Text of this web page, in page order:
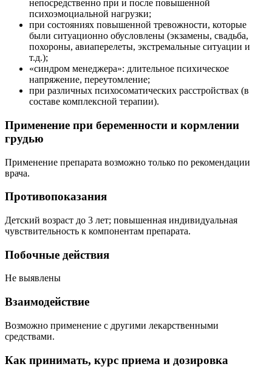
непосредственно при и после повышенной
психоэмоциальной нагрузки;
при состояниях повышенной тревожности, которые
были ситуационно обусловлены (экзамены, свадьба,
похороны, авиаперелеты, экстремальные ситуации и
т.д.);
«синдром менеджера»: длительное психическое
напряжение, переутомление;
при различных психосоматических расстройствах (в
составе комплексной терапии).
Применение при беременности и кормлении
грудью
Применение препарата возможно только по рекомендации
врача.
Противопоказания
Детский возраст до 3 лет; повышенная индивидуальная
чувствительность к компонентам препарата.
Побочные действия
Не выявлены
Взаимодействие
Возможно применение с другими лекарственными
средствами.
Как принимать, курс приема и дозировка